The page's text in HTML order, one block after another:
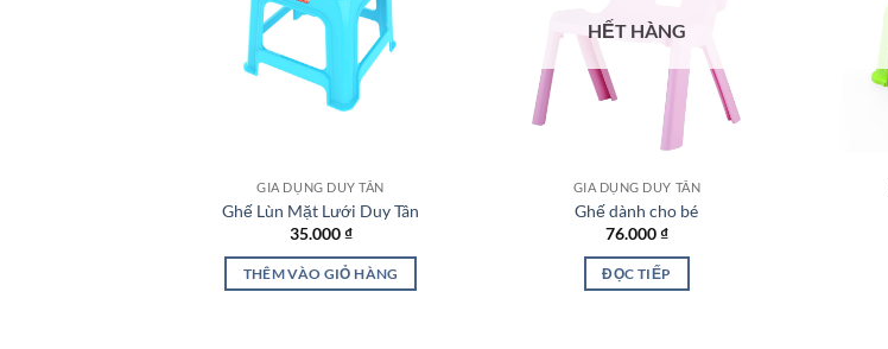
GIA DỤNG DUY TÂN
Ghế Lùn Mặt Lưới Duy Tân
35.000₫
THÊM VÀO GIỎ HÀNG
HẾT HÀNG
GIA DỤNG DUY TÂN
Ghế dành cho bé
76.000₫
ĐỌC TIẾP